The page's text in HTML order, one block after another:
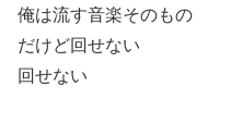
俺は流す音楽そのもの
だけど回せない
回せない